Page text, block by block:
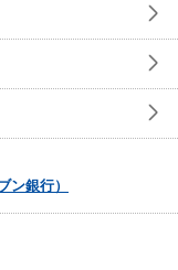
ン銀行）